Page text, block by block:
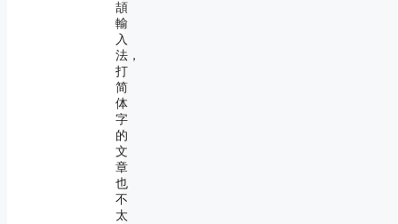
頡
輸
入
法，
打
简
体
字
的
文
章
也
不
太